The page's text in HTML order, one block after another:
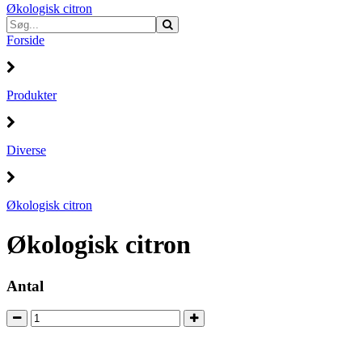
Økologisk citron
Forside
Produkter
Diverse
Økologisk citron
Økologisk citron
Antal